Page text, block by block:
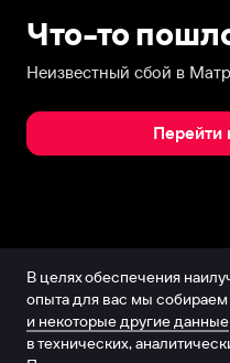
Что-то
Неизвестный сбой в
Перейти
В целях обеспечения
опыта для вас мы
и некоторые другие данные
в технических,